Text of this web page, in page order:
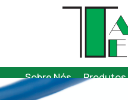
Sobre Nós Produtos